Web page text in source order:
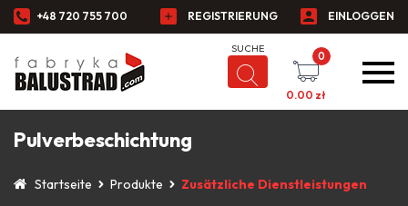
+48 720 755 700 REGISTRIERUNG EINLOGGEN
0
0.00 zł
Pulverbeschichtung
Startseite Produkte Zusätzliche Dienstleistungen